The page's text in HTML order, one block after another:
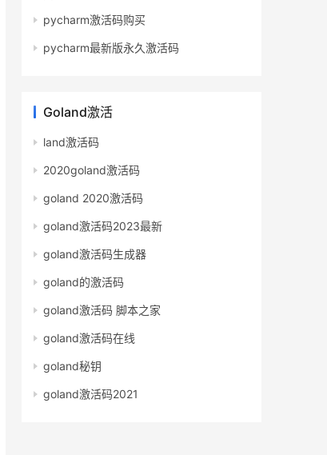
pycharm激活码购买
pycharm最新版永久激活码
Goland激活
land激活码
2020goland激活码
goland 2020激活码
goland激活码2023最新
goland激活码生成器
goland的激活码
goland激活码 脚本之家
goland激活码在线
goland秘钥
goland激活码2021